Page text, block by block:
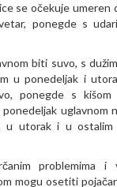
se očekuje umeren
ponegde s
biti suvo, s
u ponedeljak i
ponegde s kišom
uglavnom
u utorak i u ostalim
problemima i
mogu osetiti